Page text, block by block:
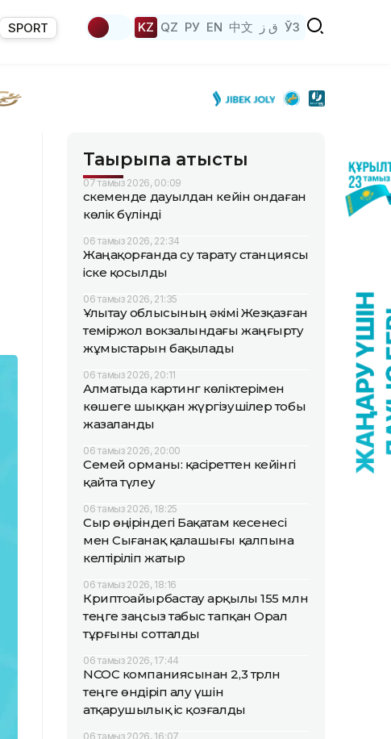
SPORT KZ QZ РУ EN 中文 ق ز ЎЗ
Тақырыпқа қатысты
07 тамыз 2026, 00:09
Өскеменде дауылдан кейін ондаған
көлік бүлінді
06 тамыз 2026, 22:34
Жаңақорғанда су тарату станциясы
іске қосылды
06 тамыз 2026, 21:35
Ұлытау облысының әкімі Жезқазған
теміржол вокзалындағы жаңғырту
жұмыстарын бақылады
06 тамыз 2026, 20:11
Алматыда картинг көліктерімен
көшеге шыққан жүргізушілер тобы
жазаланды
06 тамыз 2026, 20:00
Семей орманы: қасіреттен кейінгі
қайта түлеу
06 тамыз 2026, 18:25
Сыр өңіріндегі Бақатам кесенесі
мен Сығанақ қалашығы қалпына
келтіріліп жатыр
06 тамыз 2026, 18:16
Криптоайырбастау арқылы 155 млн
теңге заңсыз табыс тапқан Орал
тұрғыны сотталды
06 тамыз 2026, 17:44
NCOC компаниясынан 2,3 трлн
теңге өндіріп алу үшін
атқарушылық іс қозғалды
06 тамыз 2026, 16:07